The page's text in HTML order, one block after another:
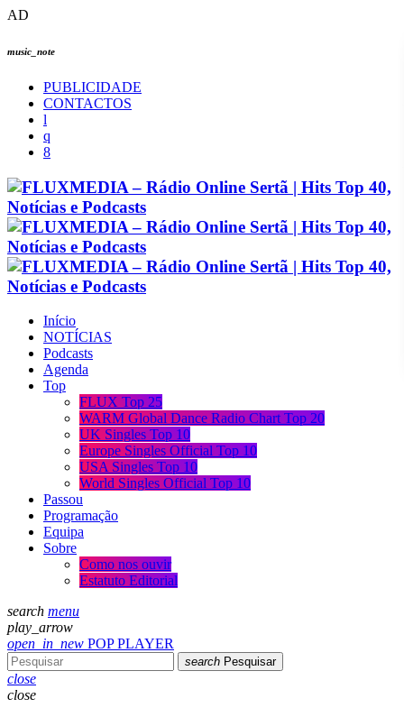
AD
music_note
PUBLICIDADE
CONTACTOS
Início
NOTÍCIAS
Podcasts
Agenda
Top
FLUX Top 25
WARM Global Dance Radio Chart Top 20
UK Singles Top 10
Europe Singles Official Top 10
USA Singles Top 10
World Singles Official Top 10
Passou
Programação
Equipa
Sobre
Como nos ouvir
Estatuto Editorial
search menu
play_arrow
open_in_new POP PLAYER
search Pesquisar
close
close